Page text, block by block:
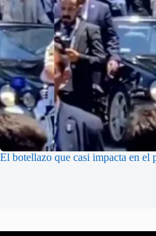
El botellazo que casi impacta en el